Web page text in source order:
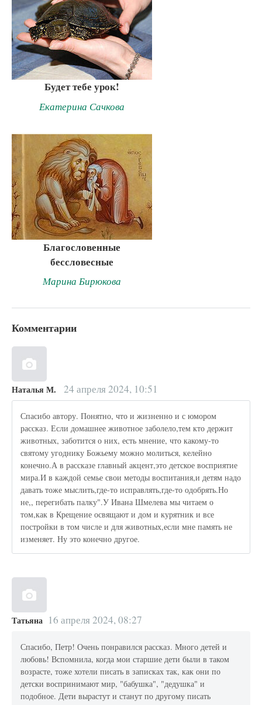
Будет тебе урок!
Екатерина Сачкова
Благословенные
бессловесные
Марина Бирюкова
Комментарии
Наталья М. 24 апреля 2024, 10:51
Спасибо автору. Понятно, что и жизненно и с юмором
рассказ. Если домашнее животное заболело,тем кто держит
животных, заботится о них, есть мнение, что какому-то
святому угоднику Божьему можно молиться, келейно
конечно.А в рассказе главный акцент,это детское восприятие
мира.И в каждой семье свои методы воспитания,и детям надо
давать тоже мыслить,где-то исправлять,где-то одобрять.Но
не,, перегибать палку".У Ивана Шмелева мы читаем о
том,как в Крещение освящают и дом и курятник и все
постройки в том числе и для животных,если мне память не
изменяет. Ну это конечно другое.
Татьяна 16 апреля 2024, 08:27
Спасибо, Петр! Очень понравился рассказ. Много детей и
любовь! Вспомнила, когда мои старшие дети были в таком
возрасте, тоже хотели писать в записках так, как они по
детски воспринимают мир, "бабушка", "дедушка" и
подобное. Дети вырастут и станут по другому писать